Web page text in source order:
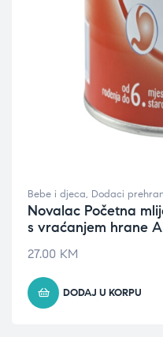
Bebe i djeca, Dodaci
Novalac Početna
s vraćanjem hrane
27.00 KM
DODAJ U KORPU